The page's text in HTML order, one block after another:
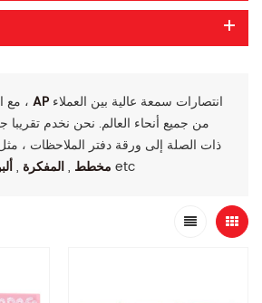
مع المنتج المتميز والخدمة ، AP
من جميع أنحاء العالم. نحن نخدم تقريبا
ذات الصلة إلى ورقة دفتر الملاحظات ،
مخطط ,المفكرة , , ملف مجلد etc